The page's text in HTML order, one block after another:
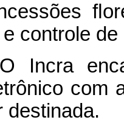
controle
com
destinada.